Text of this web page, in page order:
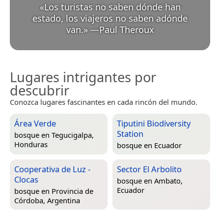
«Los turistas no saben dónde han
estado, los viajeros no saben adónde
van.» —Paul Theroux
Lugares intrigantes por
descubrir
Conozca lugares fascinantes en cada rincón del mundo.
Área Verde
bosque en Tegucigalpa,
Honduras
Tiputini Biodiversity
Station
bosque en Ecuador
Cooperativa de Luz -
Clocas
bosque en Provincia de
Córdoba, Argentina
Sector El Arbolito
bosque en Ambato,
Ecuador